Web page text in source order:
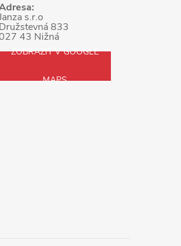
s.r.o
Družstevná 833
027 43 Nižná
ZOBRAZIŤ V GOOGLE
MAPS